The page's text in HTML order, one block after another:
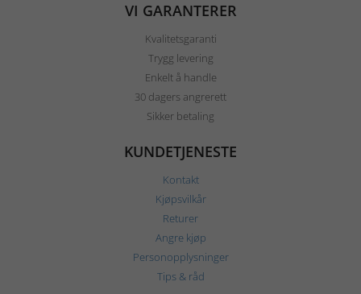
VI GARANTERER
Kvalitetsgaranti
Trygg levering
Enkelt å handle
30 dagers angrerett
Sikker betaling
KUNDETJENESTE
Kontakt
Kjøpsvilkår
Returer
Angre kjøp
Personopplysninger
Tips & råd